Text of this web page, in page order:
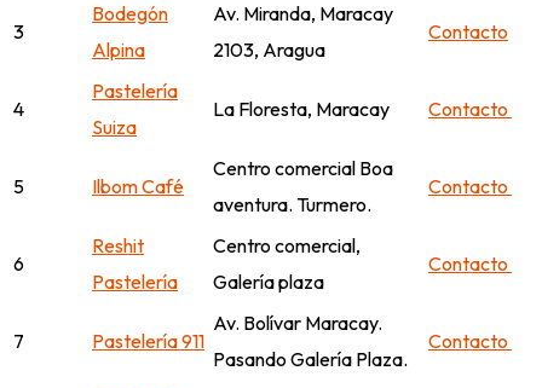
3
Bodegón
Alpina
Av. Miranda, Maracay
2103, Aragua
Contacto
4
Pastelería
Suiza
La Floresta, Maracay Contacto
5 Ilbom Café
Centro comercial Boa
aventura. Turmero.
Contacto
6
Reshit
Pastelería
Centro comercial,
Galería plaza
Contacto
7 Pastelería 911
Av. Bolívar Maracay.
Pasando Galería Plaza.
Contacto